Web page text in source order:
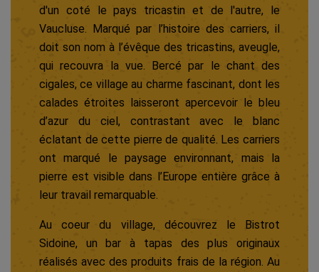
d'un coté le pays tricastin et de l'autre, le
Vaucluse. Marqué par l’histoire des carriers, il
doit son nom à l’évêque des tricastins, aveugle,
qui recouvra la vue. Bercé par le chant des
cigales, ce village au charme fascinant, dont les
calades étroites laisseront apercevoir le bleu
d’azur du ciel, contrastant avec le blanc
éclatant de cette pierre de qualité. Les carriers
ont marqué le paysage environnant, mais la
pierre est visible dans l’Europe entière grâce à
leur travail remarquable.
Au coeur du village, découvrez le Bistrot
Sidoine, un bar à tapas des plus originaux
réalisés avec des produits frais de la région. Au